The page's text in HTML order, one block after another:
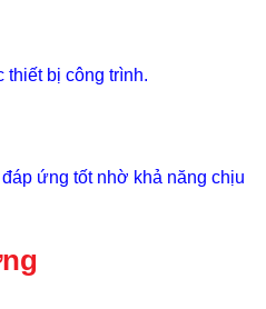
thiết bị công trình.
ứng tốt nhờ khả năng chịu